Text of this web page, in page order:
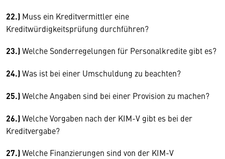
22.) Muss ein Kreditvermittler eine
Kreditwürdigkeitsprüfung durchführen?
23.)Welche Sonderregelungen für Personalkredite gibt es?
24.)Was ist bei einer Umschuldung zu beachten?
25.)Welche Angaben sind bei einer Provision zu machen?
26.)Welche Vorgaben nach der KIM-V gibt es bei der
Kreditvergabe?
27.)Welche Finanzierungen sind von der KIM-V